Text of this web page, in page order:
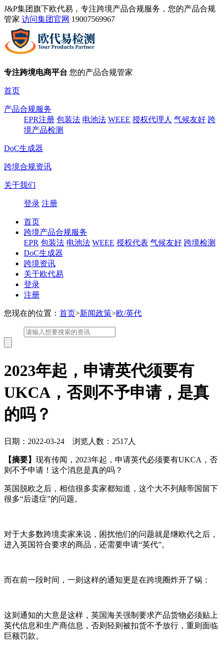
J&P集团旗下欧代易，专注跨境产品合规服务，您的产品合规
管家 访问集团官网 19007569967
专注跨境电商平台 您的产品合规管家
首页
产品合规服务
EPR注册 包装法 电池法 WEEE 授权代理人 气候友好 跨
境产品检测
DoC生成器
跨境合规资讯
关于我们
登录 注册
首页
跨境产品合规服务
EPR 包装法 电池法 WEEE 授权代表 气候友好 跨境检测
DoC生成器
跨境资讯
关于欧代易
登录
注册
您现在的位置： 首页>新闻政策>欧/英代
2023年起，申请英代须要有
UKCA，否则不予申请，是真
的吗？
日期：2022-03-24 浏览人数：2517人
【摘要】 现有传闻，2023年起，申请英代必须要有UKCA，否
则不予申请！这个消息是真的吗？
英国脱欧之后，相信很多卖家都知道，这个大不列颠帝国留下
很多“后遗症”的问题。
对于大多数跨境卖家来说，困扰他们的问题就是继欧代之后，
进入英国符合要求的商品，还需要申请“英代”。
而在前一段时间，一则这样的通知更是在跨境圈炸开了锅：
这则通知的大意是这样，英国海关强制要求产品货物必须贴上
英代信息和生产商信息，否则轻则被扣货不予放行，重则面临
巨额罚款。